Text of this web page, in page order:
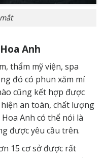
Anh
thẩm mỹ viện, spa
đó có phun xăm mí
cũng kết hợp được
an toàn, chất lượng
Anh có thể nói là
được yêu cầu trên.
15 cơ sở được rất